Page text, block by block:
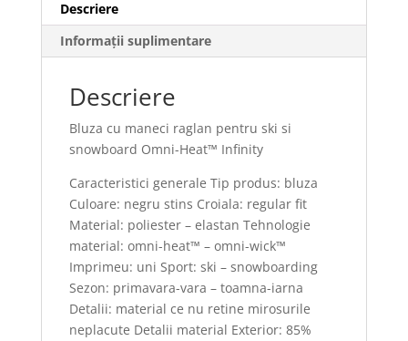
Descriere
Informații suplimentare
Descriere
Bluza cu maneci raglan pentru ski si
snowboard Omni-Heat™ Infinity
Caracteristici generale Tip produs: bluza
Culoare: negru stins Croiala: regular fit
Material: poliester – elastan Tehnologie
material: omni-heat™ – omni-wick™
Imprimeu: uni Sport: ski – snowboarding
Sezon: primavara-vara – toamna-iarna
Detalii: material ce nu retine mirosurile
neplacute Detalii material Exterior: 85%